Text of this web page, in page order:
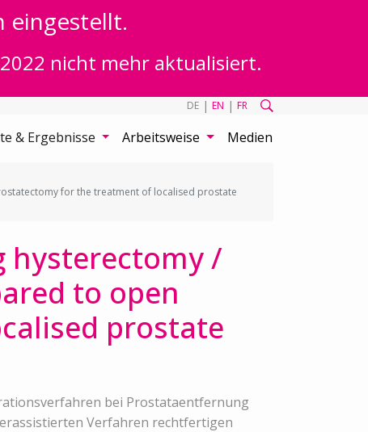
eingestellt.
nicht mehr aktualisiert.
DE | EN | FR
& Ergebnisse Arbeitsweise Medien
for the treatment of localised prostate
hysterectomy /
to open
prostate
bei Prostataentfernung
Verfahren rechtfertigen